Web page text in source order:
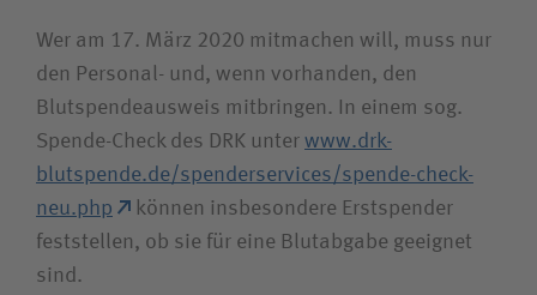
Wer am 17. März 2020 mitmachen will, muss nur
den Personal- und, wenn vorhanden, den
Blutspendeausweis mitbringen. In einem sog.
Spende-Check des DRK unter www.drk-
blutspende.de/spenderservices/spende-check-
neu.php
können insbesondere Erstspender
feststellen, ob sie für eine Blutabgabe geeignet
sind.